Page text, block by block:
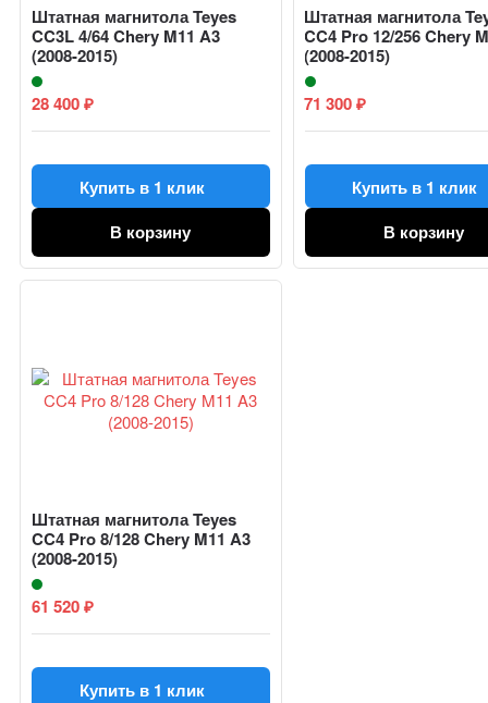
Штатная магнитола Teyes
CC3L 4/64 Chery M11 A3
(2008-2015)
28 400₽
Купить в 1 клик
В корзину
Штатная магнитола
CC4 Pro 12/256 Chery
(2008-2015)
71 300₽
Купить в 1 клик
В корзину
Штатная магнитола Teyes
CC4 Pro 8/128 Chery M11 A3
(2008-2015)
61 520₽
Купить в 1 клик